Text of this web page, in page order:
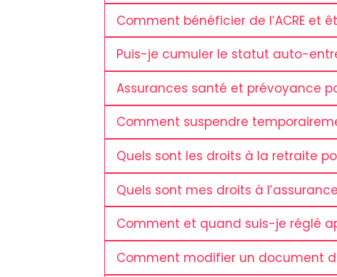
Comment bénéficier de l’ACRE et
Puis-je cumuler le statut auto-
Assurances santé et prévoyance
Comment suspendre
Quels sont les droits à la retraite
Quels sont mes droits à
Comment et quand suis-je réglé
Comment modifier un document